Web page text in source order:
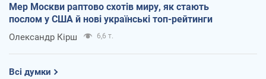
Мер Москви раптово схотів миру, як стають
послом у США й нові українські топ-рейтинги
Олександр Кірш 6,6 т.
Всі думки